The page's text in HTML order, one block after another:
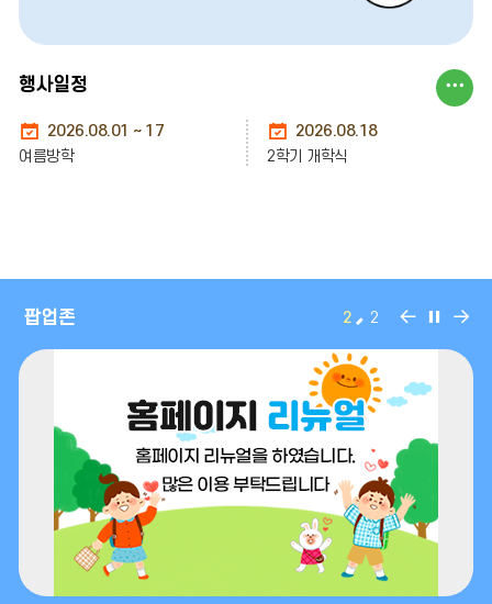
보
행사일정
2026.08.01 ~ 17
여름방학
2026.08.18
2학기 개학식
행
기
팝업존 2 2
팝
이
팝
존 존